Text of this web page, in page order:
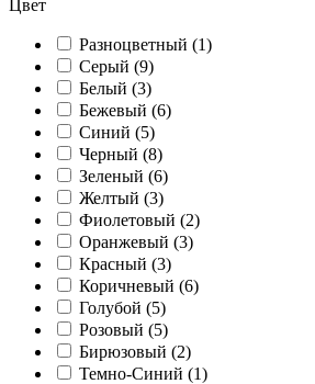
Цвет
Разноцветный (1)
Серый (9)
Белый (3)
Бежевый (6)
Синий (5)
Черный (8)
Зеленый (6)
Желтый (3)
Фиолетовый (2)
Оранжевый (3)
Красный (3)
Коричневый (6)
Голубой (5)
Розовый (5)
Бирюзовый (2)
Темно-Синий (1)